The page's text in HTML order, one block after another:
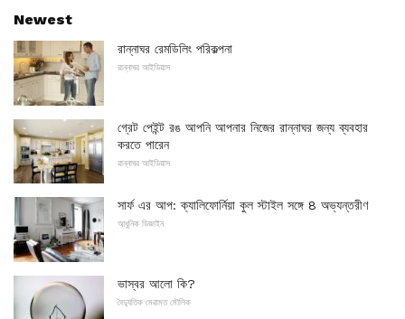
Newest
রান্নাঘর রেমডিলিং পরিকল্পনা
রান্নাঘর আইডিয়াস
গ্রেট পেইন্ট রঙ আপনি আপনার নিজের রান্নাঘর জন্য ব্যবহার
করতে পারেন
রান্নাঘর আইডিয়াস
সার্ফ এর আপ: ক্যালিফোর্নিয়া কুল স্টাইল সঙ্গে 8 অভ্যন্তরীণ
আধুনিক ডিজাইন
ভাস্বর আলো কি?
বৈদ্যুতিক মেরামত মৌলিক